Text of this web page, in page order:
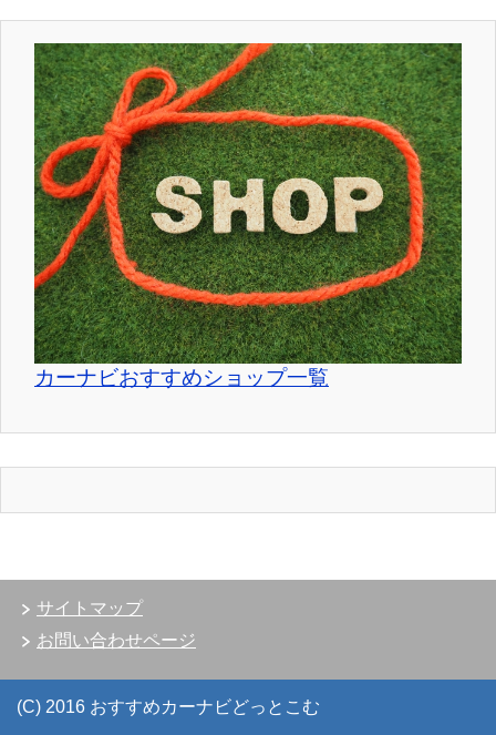
カーナビおすすめショップ一覧
サイトマップ
お問い合わせページ
(C) 2016 おすすめカーナビどっとこむ